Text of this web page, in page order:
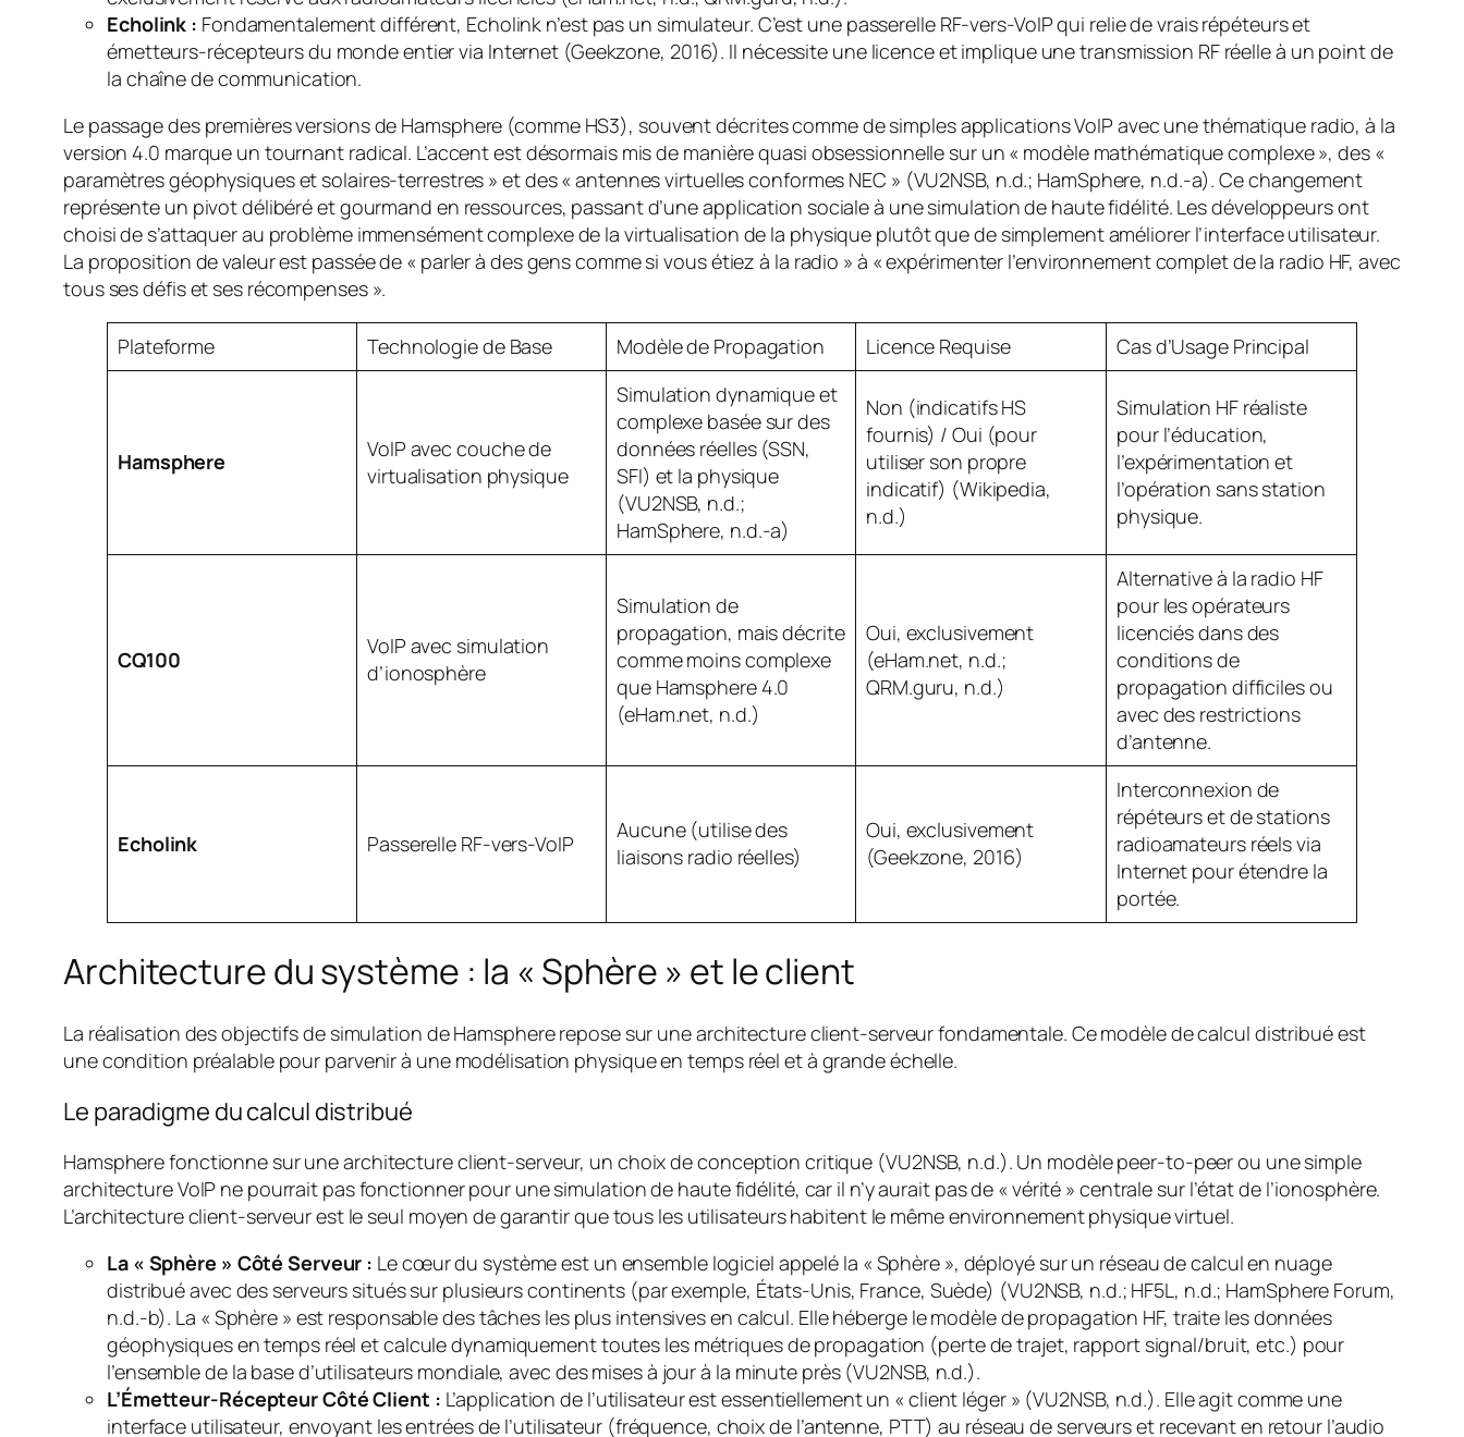
Echolink : Fondamentalement différent, Echolink n’est pas un simulateur. C’est une passerelle RF-vers-VoIP qui relie de vrais répéteurs et
émetteurs-récepteurs du monde entier via Internet (Geekzone, 2016). Il nécessite une licence et implique une transmission RF réelle à un point de
la chaîne de communication.
Le passage des premières versions de Hamsphere (comme HS3), souvent décrites comme de simples applications VoIP avec une thématique radio, à la
version 4.0 marque un tournant radical. L’accent est désormais mis de manière quasi obsessionnelle sur un « modèle mathématique complexe », des «
paramètres géophysiques et solaires-terrestres » et des « antennes virtuelles conformes NEC » (VU2NSB, n.d.; HamSphere, n.d.-a). Ce changement
représente un pivot délibéré et gourmand en ressources, passant d’une application sociale à une simulation de haute fidélité. Les développeurs ont
choisi de s’attaquer au problème immensément complexe de la virtualisation de la physique plutôt que de simplement améliorer l’interface utilisateur.
La proposition de valeur est passée de « parler à des gens comme si vous étiez à la radio » à « expérimenter l’environnement complet de la radio HF, avec
tous ses défis et ses récompenses ».
Plateforme Technologie de Base Modèle de Propagation Licence Requise Cas d’Usage Principal
Hamsphere
VoIP avec couche de
virtualisation physique
Simulation dynamique et
complexe basée sur des
données réelles (SSN,
SFI) et la physique
(VU2NSB, n.d.;
HamSphere, n.d.-a)
Non (indicatifs HS
fournis) / Oui (pour
utiliser son propre
indicatif) (Wikipedia,
n.d.)
Simulation HF réaliste
pour l’éducation,
l’expérimentation et
l’opération sans station
physique.
CQ100
VoIP avec simulation
d’ionosphère
Simulation de
propagation, mais décrite
comme moins complexe
que Hamsphere 4.0
(eHam.net, n.d.)
Oui, exclusivement
(eHam.net, n.d.;
QRM.guru, n.d.)
Alternative à la radio HF
pour les opérateurs
licenciés dans des
conditions de
propagation difficiles ou
avec des restrictions
d’antenne.
Echolink Passerelle RF-vers-VoIP
Aucune (utilise des
liaisons radio réelles)
Oui, exclusivement
(Geekzone, 2016)
Interconnexion de
répéteurs et de stations
radioamateurs réels via
Internet pour étendre la
portée.
Architecture du système : la « Sphère » et le client
La réalisation des objectifs de simulation de Hamsphere repose sur une architecture client-serveur fondamentale. Ce modèle de calcul distribué est
une condition préalable pour parvenir à une modélisation physique en temps réel et à grande échelle.
Le paradigme du calcul distribué
Hamsphere fonctionne sur une architecture client-serveur, un choix de conception critique (VU2NSB, n.d.). Un modèle peer-to-peer ou une simple
architecture VoIP ne pourrait pas fonctionner pour une simulation de haute fidélité, car il n’y aurait pas de « vérité » centrale sur l’état de l’ionosphère.
L’architecture client-serveur est le seul moyen de garantir que tous les utilisateurs habitent le même environnement physique virtuel.
La « Sphère » Côté Serveur : Le cœur du système est un ensemble logiciel appelé la « Sphère », déployé sur un réseau de calcul en nuage
distribué avec des serveurs situés sur plusieurs continents (par exemple, États-Unis, France, Suède) (VU2NSB, n.d.; HF5L, n.d.; HamSphere Forum,
n.d.-b). La « Sphère » est responsable des tâches les plus intensives en calcul. Elle héberge le modèle de propagation HF, traite les données
géophysiques en temps réel et calcule dynamiquement toutes les métriques de propagation (perte de trajet, rapport signal/bruit, etc.) pour
l’ensemble de la base d’utilisateurs mondiale, avec des mises à jour à la minute près (VU2NSB, n.d.).
L’Émetteur-Récepteur Côté Client : L’application de l’utilisateur est essentiellement un « client léger » (VU2NSB, n.d.). Elle agit comme une
interface utilisateur, envoyant les entrées de l’utilisateur (fréquence, choix de l’antenne, PTT) au réseau de serveurs et recevant en retour l’audio